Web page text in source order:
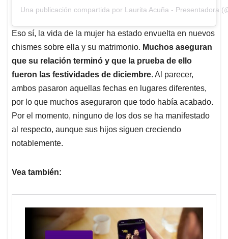
Una publicación compartida por Laurita Acuña - Presentadora
Eso sí, la vida de la mujer ha estado envuelta en nuevos
chismes sobre ella y su matrimonio. Muchos aseguran
que su relación terminó y que la prueba de ello
fueron las festividades de diciembre. Al parecer,
ambos pasaron aquellas fechas en lugares diferentes,
por lo que muchos aseguraron que todo había acabado.
Por el momento, ninguno de los dos se ha manifestado
al respecto, aunque sus hijos siguen creciendo
notablemente.
Vea también: